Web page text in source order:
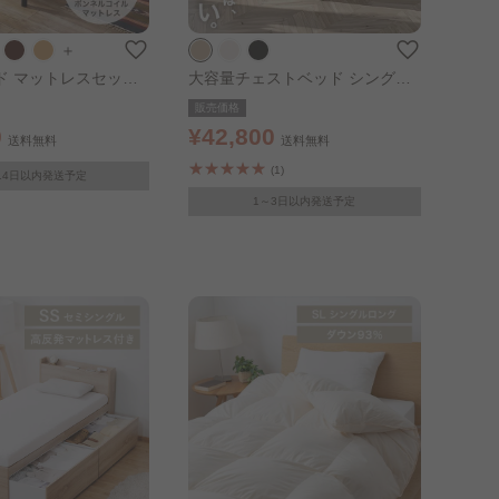
＋
マットレスセット
送料無料
日以内発送予定
大容量チェストベッド シングル
ライトナチュラル
販売価格
¥42,800 送料無料
(1)
1～3日以内発送予定